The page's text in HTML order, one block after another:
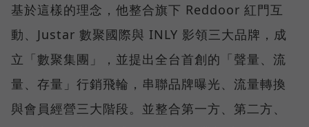
基於這樣的理念，他整合旗下 Reddoor 紅門互
動、Justar 數聚國際與 INLY 影領三大品牌，成
立「數聚集團」，並提出全台首創的「聲量、流
量、存量」行銷飛輪，串聯品牌曝光、流量轉換
與會員經營三大階段。並整合第一方、第二方、